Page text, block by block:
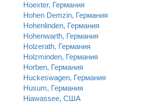
Hoexter, Германия
Hohen Demzin, Германия
Hohenlinden, Германия
Hohenwarth, Германия
Holzerath, Германия
Holzminden, Германия
Horben, Германия
Huckeswagen, Германия
Husum, Германия
Hiawassee, США